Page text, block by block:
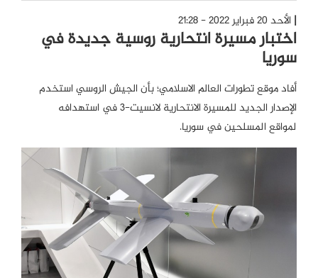
الأحد 20 فبراير 2022 - 21:28
اختبار مسيرة انتحارية روسية جديدة في
سوريا
أفاد موقع تطورات العالم الاسلامي؛ بأن الجيش الروسي استخدم
الإصدار الجديد للمسيرة الانتحارية لانسيت-3 في استهدافه
لمواقع المسلحين في سوريا.